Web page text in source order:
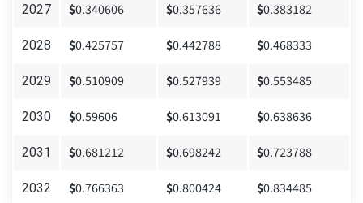
2027 $0.340606 $0.357636 $0.383182
2028 $0.425757 $0.442788 $0.468333
2029 $0.510909 $0.527939 $0.553485
2030 $0.59606 $0.613091 $0.638636
2031 $0.681212 $0.698242 $0.723788
2032 $0.766363 $0.800424 $0.834485